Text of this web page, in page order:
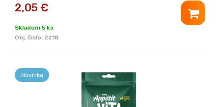
2,05 €
Skladom 5 ks
Obj. čislo: 2218
Novinka